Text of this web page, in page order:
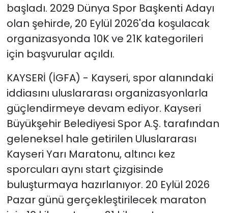
başladı. 2029 Dünya Spor Başkenti Adayı
olan şehirde, 20 Eylül 2026'da koşulacak
organizasyonda 10K ve 21K kategorileri
için başvurular açıldı.
KAYSERİ (İGFA) - Kayseri, spor alanındaki
iddiasını uluslararası organizasyonlarla
güçlendirmeye devam ediyor. Kayseri
Büyükşehir Belediyesi Spor A.Ş. tarafından
geleneksel hale getirilen Uluslararası
Kayseri Yarı Maratonu, altıncı kez
sporcuları aynı start çizgisinde
buluşturmaya hazırlanıyor. 20 Eylül 2026
Pazar günü gerçekleştirilecek maraton